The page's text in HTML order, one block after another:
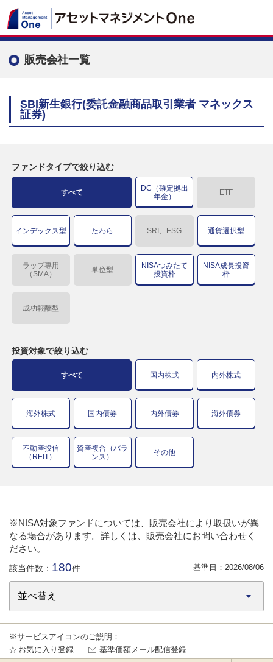
販売会社一覧
SBI新生銀行(委託金融商品取引業者 マネックス
証券)
ファンドタイプで絞り込む
すべて
DC（確定拠出
年金）
ETF
インデックス型 たわら SRI、ESG 通貨選択型
ラップ専用
（SMA）
単位型
NISAつみたて
投資枠
NISA成長投資
枠
成功報酬型
投資対象で絞り込む
すべて 国内株式 内外株式
海外株式 国内債券 内外債券 海外債券
不動産投信
（REIT）
資産複合（バラ
ンス）
その他
※NISA対象ファンドについては、販売会社により取扱いが異
なる場合があります。詳しくは、販売会社にお問い合わせく
ださい。
該当件数： 180件 基準日： 2026/08/06
※サービスアイコンのご説明：
お気に入り登録
基準価額メール配信登録